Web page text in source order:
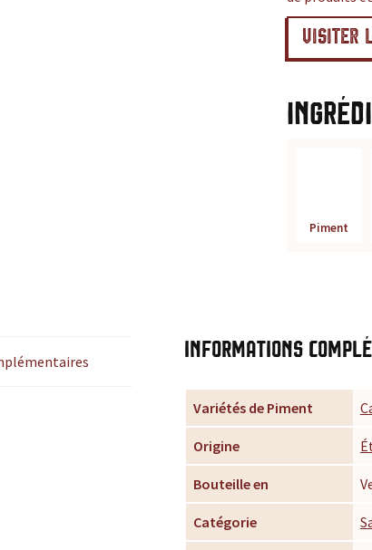
VISITER
Piment
Informations
Variétés de Piment
Origine
Bouteille en
Catégorie